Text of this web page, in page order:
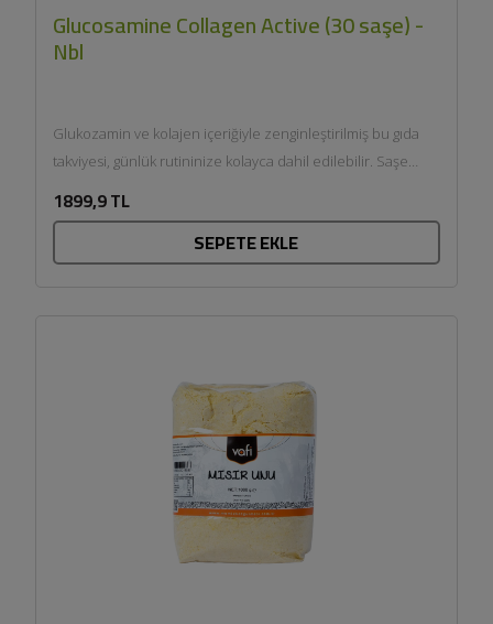
Glucosamine Collagen Active (30 saşe) -
Nbl
Glukozamin ve kolajen içeriğiyle zenginleştirilmiş bu gıda
takviyesi, günlük rutininize kolayca dahil edilebilir. Saşe
1899,9 TL
SEPETE EKLE